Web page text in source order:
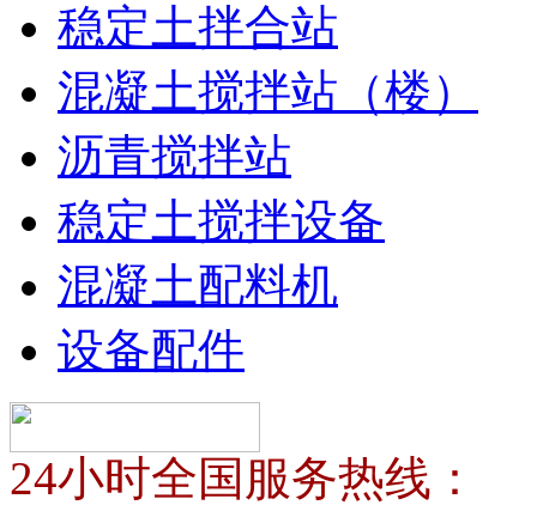
稳定土拌合站
混凝土搅拌站（楼）
沥青搅拌站
稳定土搅拌设备
混凝土配料机
设备配件
24小时全国服务热线：